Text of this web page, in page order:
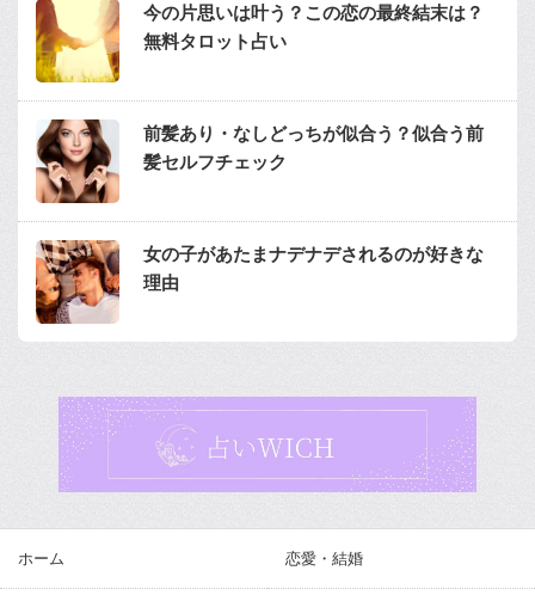
今の片思いは叶う？この恋の最終結末は？
無料タロット占い
前髪あり・なしどっちが似合う？似合う前
髪セルフチェック
女の子があたまナデナデされるのが好きな
理由
ホーム 恋愛・結婚